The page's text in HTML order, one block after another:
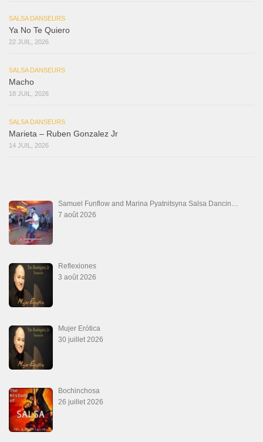
SALSA DANSEURS
Ya No Te Quiero
22 JUIL, 2026
SALSA DANSEURS
Macho
18 JUIL, 2026
SALSA DANSEURS
Marieta – Ruben Gonzalez Jr
14 JUIL, 2026
Samuel Funflow and Marina Pyatnitsyna Salsa Dancin…
7 août 2026
Reflexiones
3 août 2026
Mujer Erótica
30 juillet 2026
Bochinchosa
26 juillet 2026